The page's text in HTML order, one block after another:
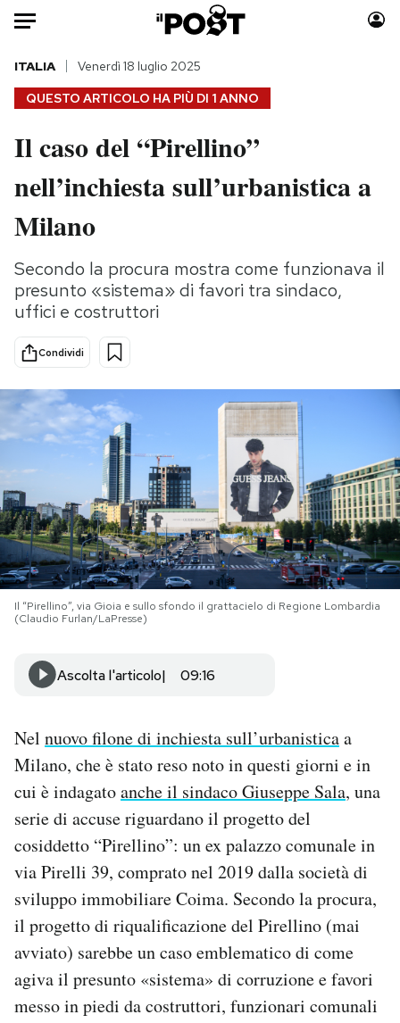
HOME
Italia
Politica
Tecnologia
Scienza
Sport
Moda
Consumismi
Media
PODCAST
NEWSLETTER
I MIEI PREFERITI
SHOP
CALENDARIO
AREA PERSONALE
Area Personale
Newsletter
Notifiche mobile
Regala il Post
Esci
QUESTO ARTICOLO HA PIÙ DI 1 ANNO
ITALIA Venerdì 18 luglio 2025
Il caso del “Pirellino”
nell’inchiesta sull’urbanistica a
Milano
Secondo la procura mostra come funzionava il
presunto «sistema» di favori tra sindaco,
uffici e costruttori
Condividi
Il “Pirellino”, via Gioia e sullo sfondo il grattacielo di Regione Lombardia
(Claudio Furlan/LaPresse)
Ascolta l'articolo 09:16
Nel nuovo filone di inchiesta sull’urbanisticaa
Milano, che è stato reso noto in questi giorni e in
cui è indagatoanche il sindaco Giuseppe Sala, una
serie di accuse riguardano il progetto del
cosiddetto “Pirellino”: un ex palazzo comunale in
via Pirelli 39, comprato nel 2019 dalla società di
sviluppo immobiliare Coima. Secondo la procura,
il progetto di riqualificazione del Pirellino (mai
avviato) sarebbe un caso emblematico di come
agiva il presunto «sistema» di corruzione e favori
messo in piedi da costruttori, funzionari comunali